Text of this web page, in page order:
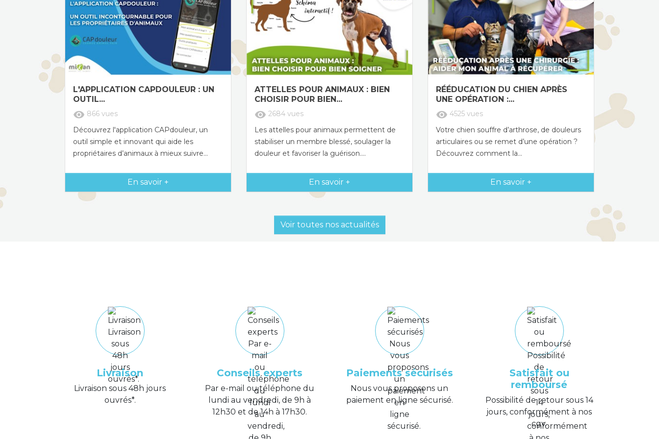
L'APPLICATION CAPDOULEUR : UN
OUTIL...
visibility 866 vues
Découvrez l'application CAPdouleur, un
outil simple et innovant qui aide les
propriétaires d’animaux à mieux suivre...
En savoir +
ATTELLES POUR ANIMAUX : BIEN
CHOISIR POUR BIEN...
visibility 2684 vues
Les attelles pour animaux permettent de
stabiliser un membre blessé, soulager la
douleur et favoriser la guérison....
En savoir +
RÉÉDUCATION DU CHIEN APRÈS
UNE OPÉRATION :...
visibility 4525 vues
Votre chien souffre d’arthrose, de douleurs
articulaires ou se remet d’une opération ?
Découvrez comment la...
En savoir +
Voir toutes nos actualités
Livraison
Livraison sous 48h jours
ouvrés*.
Conseils experts
Par e-mail ou téléphone du
lundi au vendredi, de 9h à
12h30 et de 14h à 17h30.
Paiements sécurisés
Nous vous proposons un
paiement en ligne sécurisé.
Satisfait ou
remboursé
Possibilité de retour sous 14
jours, conformément à nos
cgv.